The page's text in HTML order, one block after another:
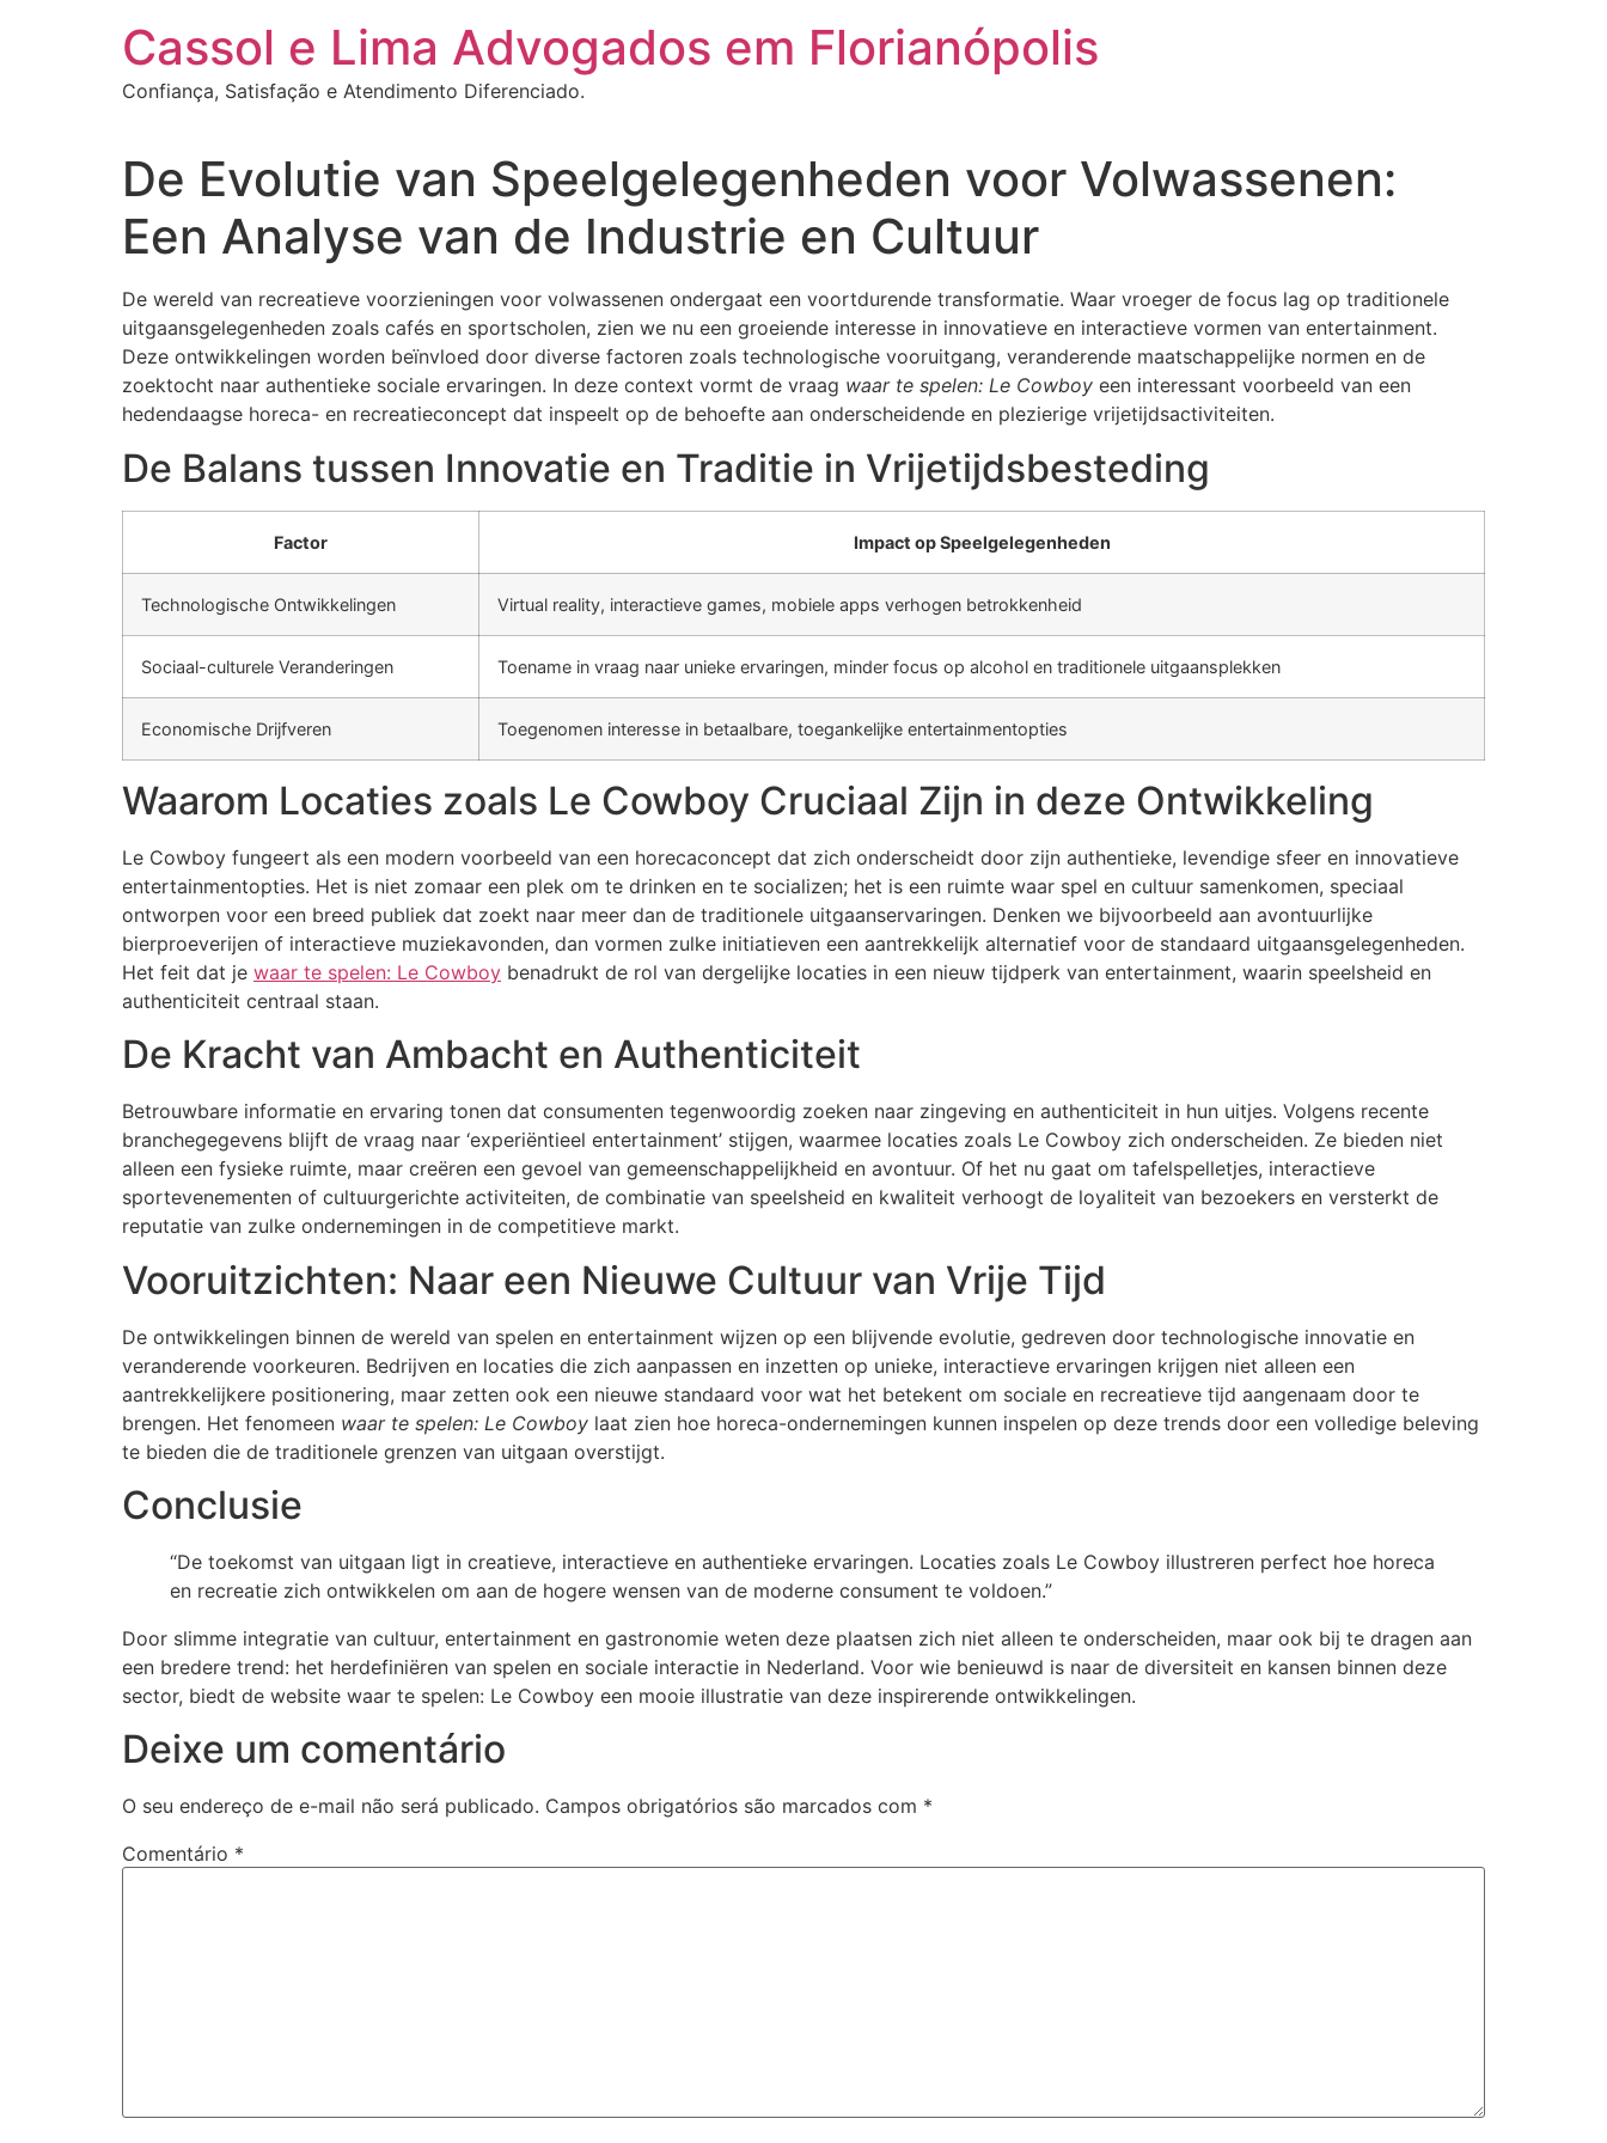
Cassol e Lima Advogados em Florianópolis
Confiança, Satisfação e Atendimento Diferenciado.
De Evolutie van Speelgelegenheden voor Volwassenen:
Een Analyse van de Industrie en Cultuur
De wereld van recreatieve voorzieningen voor volwassenen ondergaat een voortdurende transformatie. Waar vroeger de focus lag op traditionele
uitgaansgelegenheden zoals cafés en sportscholen, zien we nu een groeiende interesse in innovatieve en interactieve vormen van entertainment.
Deze ontwikkelingen worden beïnvloed door diverse factoren zoals technologische vooruitgang, veranderende maatschappelijke normen en de
zoektocht naar authentieke sociale ervaringen. In deze context vormt de vraag waar te spelen: Le Cowboy een interessant voorbeeld van een
hedendaagse horeca- en recreatieconcept dat inspeelt op de behoefte aan onderscheidende en plezierige vrijetijdsactiviteiten.
De Balans tussen Innovatie en Traditie in Vrijetijdsbesteding
Factor Impact op Speelgelegenheden
Technologische Ontwikkelingen Virtual reality, interactieve games, mobiele apps verhogen betrokkenheid
Sociaal-culturele Veranderingen Toename in vraag naar unieke ervaringen, minder focus op alcohol en traditionele uitgaansplekken
Economische Drijfveren Toegenomen interesse in betaalbare, toegankelijke entertainmentopties
Waarom Locaties zoals Le Cowboy Cruciaal Zijn in deze Ontwikkeling
Le Cowboy fungeert als een modern voorbeeld van een horecaconcept dat zich onderscheidt door zijn authentieke, levendige sfeer en innovatieve
entertainmentopties. Het is niet zomaar een plek om te drinken en te socializen; het is een ruimte waar spel en cultuur samenkomen, speciaal
ontworpen voor een breed publiek dat zoekt naar meer dan de traditionele uitgaanservaringen. Denken we bijvoorbeeld aan avontuurlijke
bierproeverijen of interactieve muziekavonden, dan vormen zulke initiatieven een aantrekkelijk alternatief voor de standaard uitgaansgelegenheden.
Het feit dat je waar te spelen: Le Cowboy benadrukt de rol van dergelijke locaties in een nieuw tijdperk van entertainment, waarin speelsheid en
authenticiteit centraal staan.
De Kracht van Ambacht en Authenticiteit
Betrouwbare informatie en ervaring tonen dat consumenten tegenwoordig zoeken naar zingeving en authenticiteit in hun uitjes. Volgens recente
branchegegevens blijft de vraag naar ‘experiëntieel entertainment’ stijgen, waarmee locaties zoals Le Cowboy zich onderscheiden. Ze bieden niet
alleen een fysieke ruimte, maar creëren een gevoel van gemeenschappelijkheid en avontuur. Of het nu gaat om tafelspelletjes, interactieve
sportevenementen of cultuurgerichte activiteiten, de combinatie van speelsheid en kwaliteit verhoogt de loyaliteit van bezoekers en versterkt de
reputatie van zulke ondernemingen in de competitieve markt.
Vooruitzichten: Naar een Nieuwe Cultuur van Vrije Tijd
De ontwikkelingen binnen de wereld van spelen en entertainment wijzen op een blijvende evolutie, gedreven door technologische innovatie en
veranderende voorkeuren. Bedrijven en locaties die zich aanpassen en inzetten op unieke, interactieve ervaringen krijgen niet alleen een
aantrekkelijkere positionering, maar zetten ook een nieuwe standaard voor wat het betekent om sociale en recreatieve tijd aangenaam door te
brengen. Het fenomeen waar te spelen: Le Cowboy laat zien hoe horeca-ondernemingen kunnen inspelen op deze trends door een volledige beleving
te bieden die de traditionele grenzen van uitgaan overstijgt.
Conclusie
“De toekomst van uitgaan ligt in creatieve, interactieve en authentieke ervaringen. Locaties zoals Le Cowboy illustreren perfect hoe horeca
en recreatie zich ontwikkelen om aan de hogere wensen van de moderne consument te voldoen.”
Door slimme integratie van cultuur, entertainment en gastronomie weten deze plaatsen zich niet alleen te onderscheiden, maar ook bij te dragen aan
een bredere trend: het herdefiniëren van spelen en sociale interactie in Nederland. Voor wie benieuwd is naar de diversiteit en kansen binnen deze
sector, biedt de website waar te spelen: Le Cowboy een mooie illustratie van deze inspirerende ontwikkelingen.
Deixe um comentário
O seu endereço de e-mail não será publicado. Campos obrigatórios são marcados com *
Comentário *